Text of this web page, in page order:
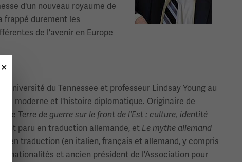
d'un nouveau royaume de
frappé durement les
de l'avenir en Europe
du Tennessee et professeur Lindsay Young au
moderne et l'histoire diplomatique. Originaire de
de Terre de guerre sur le front de l'Est : culture, identité
paru en traduction allemande, et Le mythe allemand
en traduction (en italien, français et allemand, y compris
nationalités et ancien président de l'Association pour